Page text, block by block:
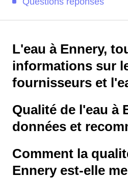
L'eau à Ennery,
informations sur
fournisseurs et
Qualité de l'eau à
données et
Comment la
Ennery est-elle